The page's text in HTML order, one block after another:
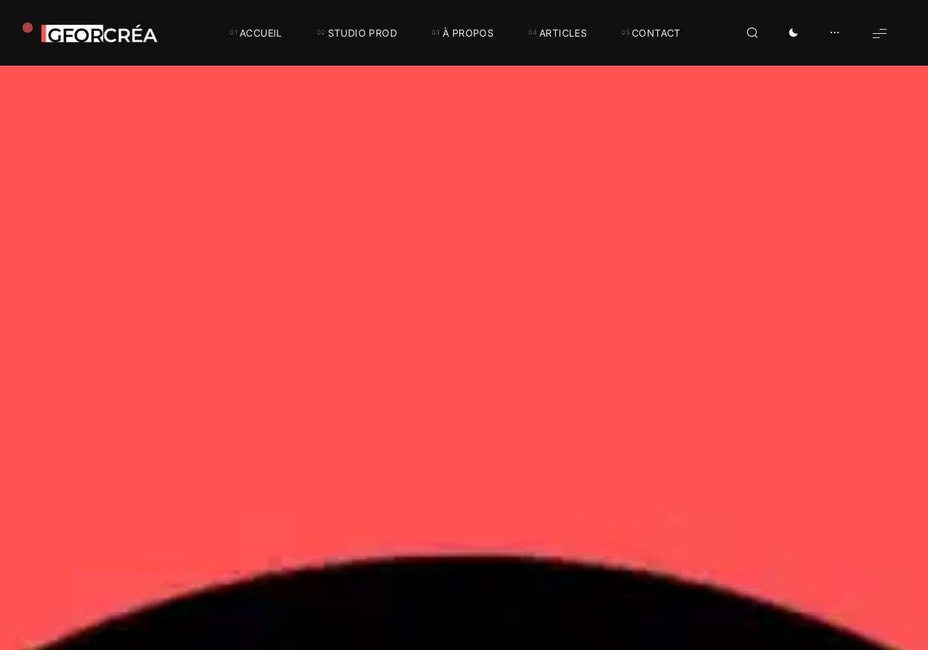
Studio
ACCUEIL STUDIO PROD À PROPOS ARTICLES CONTACT